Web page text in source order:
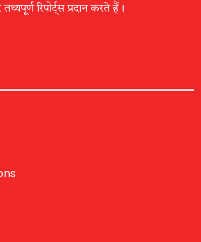
रिपोर्ट्स प्रदान करते हैं।